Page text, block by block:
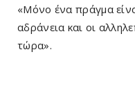
«Μόνο ένα πράγμα
αδράνεια και οι
τώρα».